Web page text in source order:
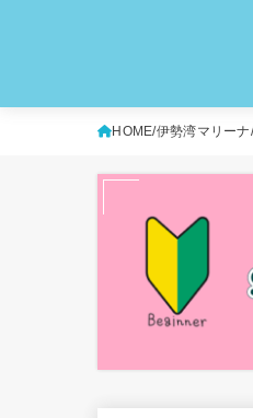
HOME 伊勢湾マリーナ